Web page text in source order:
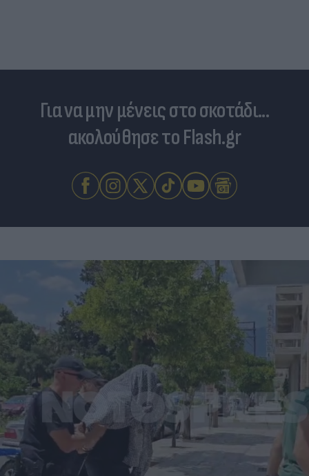
Για να μην μένεις στο σκοτάδι...
ακολούθησε το Flash.gr